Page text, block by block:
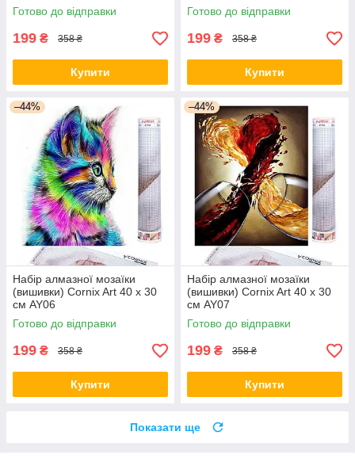
Готово до відправки
199 ₴ 358 ₴
Купити
Готово до відправки
199 ₴ 358 ₴
Купити
–44%
Набір алмазної мозаїки
(вишивки) Cornix Art 40 x 30
см AY06
Готово до відправки
199 ₴ 358 ₴
Купити
–44%
Набір алмазної мозаїки
(вишивки) Cornix Art 40 x 30
см AY07
Готово до відправки
199 ₴ 358 ₴
Купити
Показати ще